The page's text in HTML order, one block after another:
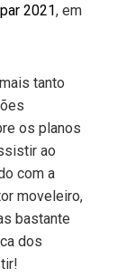
2021, em
tanto
os planos
ao
com a
moveleiro,
bastante
dos